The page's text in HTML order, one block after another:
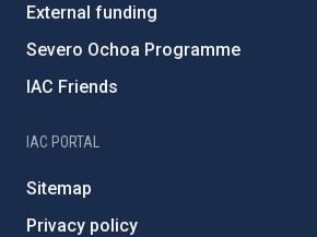
External funding
Severo Ochoa Programme
IAC Friends
IAC PORTAL
Sitemap
Privacy policy